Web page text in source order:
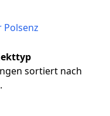
sortiert nach